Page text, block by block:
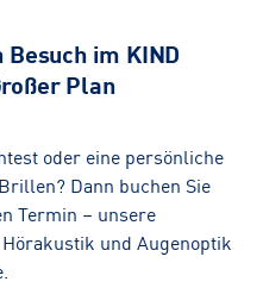
im KIND
Plan
oder eine persönliche
Dann buchen Sie
Termin – unsere
und Augenoptik